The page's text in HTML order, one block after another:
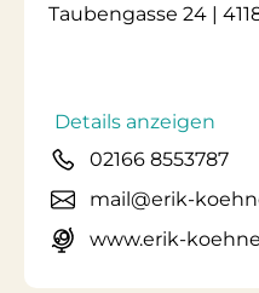
Taubengasse 24 |
Details anzeigen
02166 8553787
mail@erik-
www.erik-